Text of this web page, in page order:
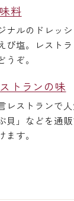
料
ナルのドレッ
び塩。レスト
うぞ。
トランの味
レストランで
貝」などを通
ます。